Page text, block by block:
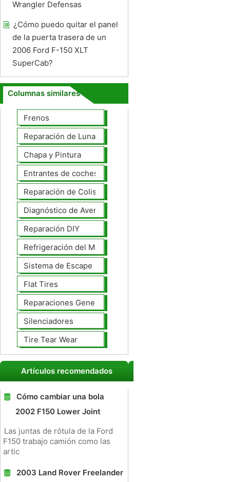
Wrangler Defensas
¿Cómo puedo quitar el panel
de la puerta trasera de un
2006 Ford F-150 XLT
SuperCab?
Columnas similares
Frenos
Reparación de Lunas
Chapa y Pintura
Entrantes de coches
Reparación de Colisiones
Diagnóstico de Averías
Reparación DIY
Refrigeración del Motor
Sistema de Escape
Flat Tires
Reparaciones Generales
Silenciadores
Tire Tear Wear
Artículos recomendados
Cómo cambiar una bola
2002 F150 Lower Joint
Las juntas de rótula de la Ford
F150 trabajo camión como las
artic
2003 Land Rover Freelander